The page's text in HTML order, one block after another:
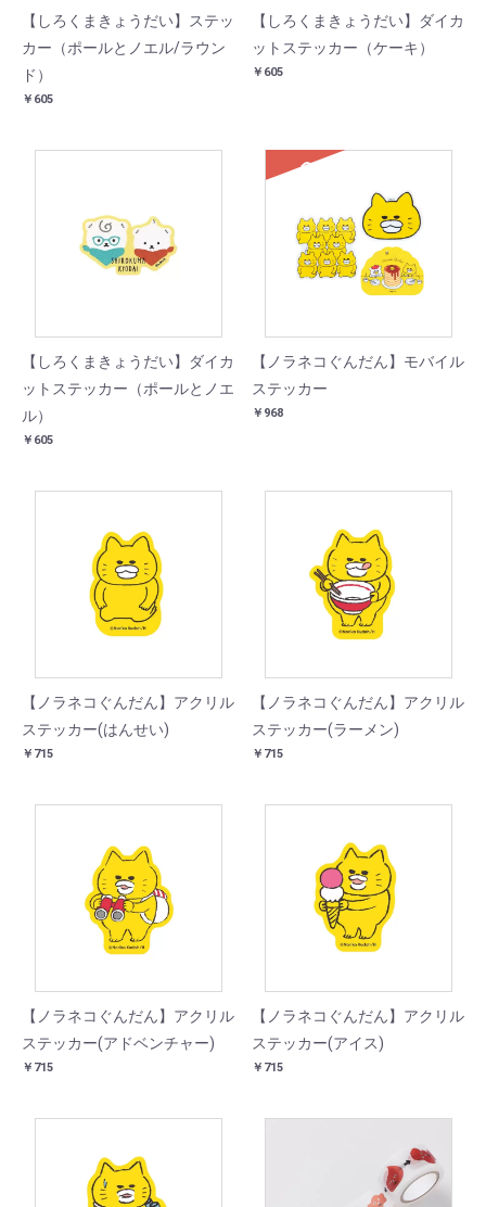
【しろくまきょうだい】ステッ
カー（ポールとノエル/ラウン
ド）
￥605
【しろくまきょうだい】ダイカ
ットステッカー（ケーキ）
￥605
【しろくまきょうだい】ダイカ
ットステッカー（ポールとノエ
ル）
￥605
SOLD
【ノラネコぐんだん】モバイル
ステッカー
￥968
【ノラネコぐんだん】アクリル
ステッカー(はんせい)
￥715
【ノラネコぐんだん】アクリル
ステッカー(ラーメン)
￥715
【ノラネコぐんだん】アクリル
ステッカー(アドベンチャー)
￥715
【ノラネコぐんだん】アクリル
ステッカー(アイス)
￥715